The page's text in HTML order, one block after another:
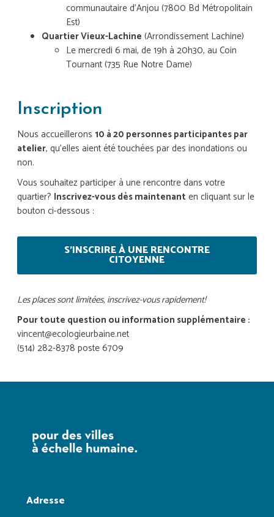
communautaire d'Anjou (7800 Bd Métropolitain
Est)
Quartier Vieux-Lachine (Arrondissement Lachine)
Le mercredi 6 mai, de 19h à 20h30, au Coin
Tournant (735 Rue Notre Dame)
Inscription
Nous accueillerons10 à 20 personnes participantes par
atelier, qu’elles aient été touchées par des inondations ou
non.
Vous souhaitez participer à une rencontre dans votre
quartier? Inscrivez-vous dès maintenanten cliquant sur le
bouton ci-dessous :
S'INSCRIRE À UNE RENCONTRE
CITOYENNE
Les places sont limitées, inscrivez-vous rapidement!
Pour toute question ou information supplémentaire :
vincent@ecologieurbaine.net
(514) 282-8378 poste 6709
Adresse